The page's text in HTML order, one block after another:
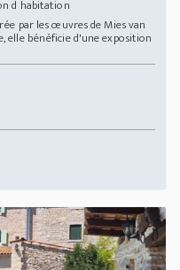
d habitation
par les œuvres de Mies van
elle bénéficie d'une exposition